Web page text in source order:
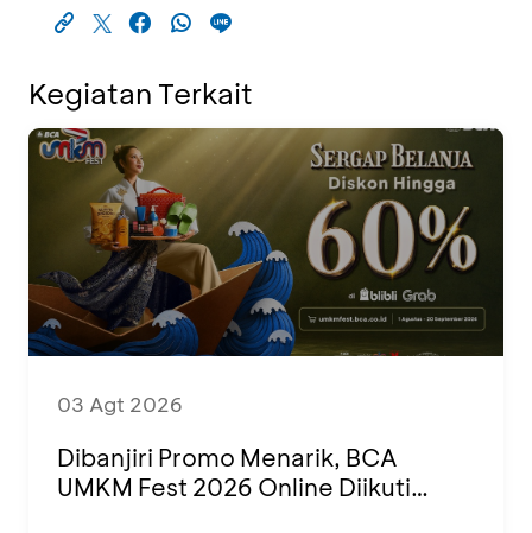
Kegiatan Terkait
03 Agt 2026
Dibanjiri Promo Menarik, BCA
UMKM Fest 2026 Online Diikuti